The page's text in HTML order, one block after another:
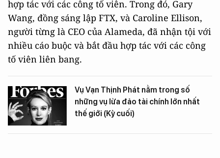
hợp tác với các công tố viên. Trong đó, Gary
Wang, đồng sáng lập FTX, và Caroline Ellison,
người từng là CEO của Alameda, đã nhận tội với
nhiều cáo buộc và bắt đầu hợp tác với các công
tố viên liên bang.
Vụ Vạn Thịnh Phát nằm trong số
những vụ lừa đảo tài chính lớn nhất
thế giới (Kỳ cuối)